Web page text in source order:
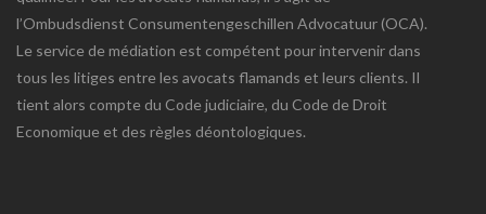
l’Ombudsdienst Consumentengeschillen Advocatuur (OCA).
Le service de médiation est compétent pour intervenir dans
tous les litiges entre les avocats flamands et leurs clients. Il
tient alors compte du Code judiciaire, du Code de Droit
Economique et des règles déontologiques.